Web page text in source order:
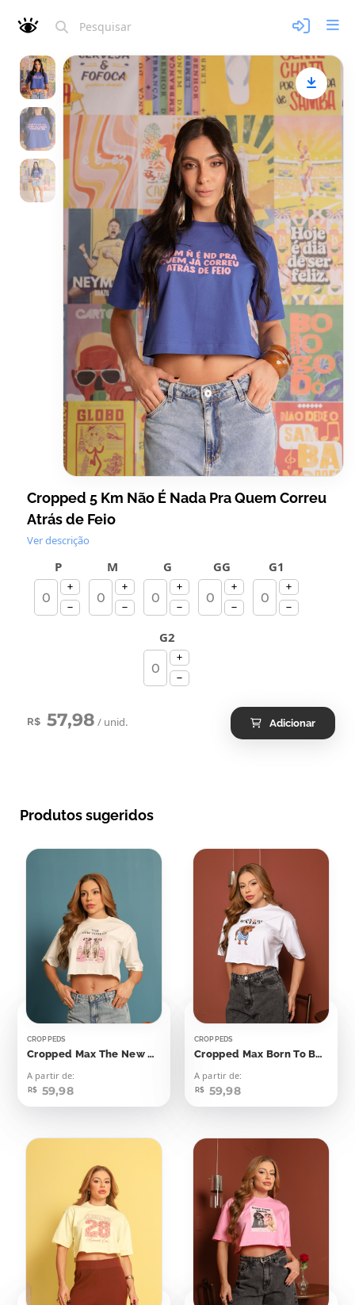
Cropped 5 Km Não É Nada Pra Quem Correu
Atrás de Feio
Ver descrição
P M G GG G1
G2
R$ 57,98 / unid. Adicionar
Produtos sugeridos
CROPPEDS
Cropped Max The New Yorker Dálmatas
A partir de:
R$ 59,98
CROPPEDS
Cropped Max Born To Be Extra
A partir de:
R$ 59,98